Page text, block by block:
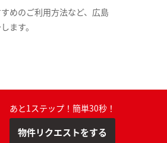
めのご利用方法など、広島
ます。
あと1ステップ！簡単30秒！
物件リクエストをする